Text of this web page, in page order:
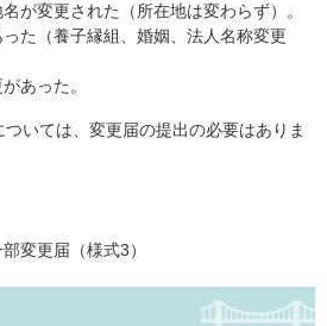
が変更された（所在地は変わらず）。
た（養子縁組、婚姻、法人名称変更
あった。
いては、変更届の提出の必要はありま
変更届（様式3）